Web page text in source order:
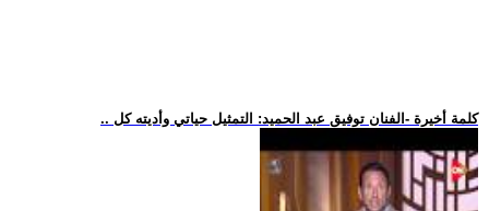
.. كلمة أخيرة -الفنان توفيق عبد الحميد: التمثيل حياتي وأديته كل